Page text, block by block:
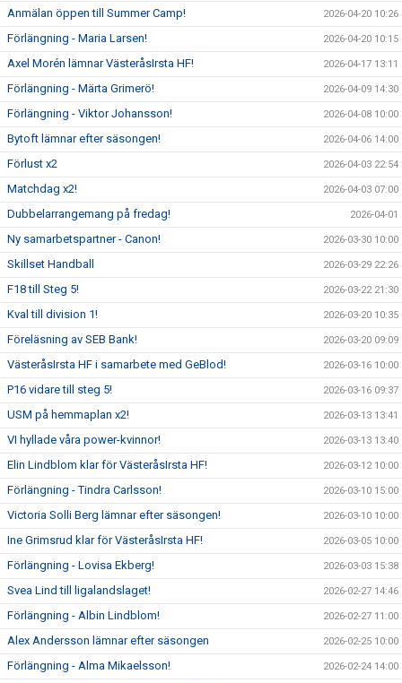
Anmälan öppen till Summer Camp! 2026-04-20 10:26
Förlängning - Maria Larsen! 2026-04-20 10:15
Axel Morén lämnar VästeråsIrsta HF! 2026-04-17 13:11
Förlängning - Märta Grimerö! 2026-04-09 14:30
Förlängning - Viktor Johansson! 2026-04-08 10:00
Bytoft lämnar efter säsongen! 2026-04-06 14:00
Förlust x2 2026-04-03 22:54
Matchdag x2! 2026-04-03 07:00
Dubbelarrangemang på fredag! 2026-04-01
Ny samarbetspartner - Canon! 2026-03-30 10:00
Skillset Handball 2026-03-29 22:26
F18 till Steg 5! 2026-03-22 21:30
Kval till division 1! 2026-03-20 10:35
Föreläsning av SEB Bank! 2026-03-20 09:09
VästeråsIrsta HF i samarbete med GeBlod! 2026-03-16 10:00
P16 vidare till steg 5! 2026-03-16 09:37
USM på hemmaplan x2! 2026-03-13 13:41
VI hyllade våra power-kvinnor! 2026-03-13 13:40
Elin Lindblom klar för VästeråsIrsta HF! 2026-03-12 10:00
Förlängning - Tindra Carlsson! 2026-03-10 15:00
Victoria Solli Berg lämnar efter säsongen! 2026-03-10 10:00
Ine Grimsrud klar för VästeråsIrsta HF! 2026-03-05 10:00
Förlängning - Lovisa Ekberg! 2026-03-03 15:38
Svea Lind till ligalandslaget! 2026-02-27 14:46
Förlängning - Albin Lindblom! 2026-02-27 11:00
Alex Andersson lämnar efter säsongen 2026-02-25 10:00
Förlängning - Alma Mikaelsson! 2026-02-24 14:00